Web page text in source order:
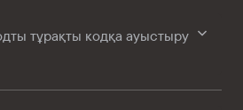
тұрақты кодқа ауыстыру